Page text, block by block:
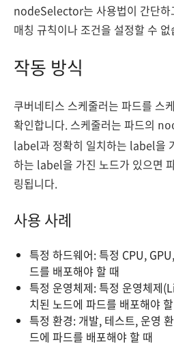
nodeSelector는 사용법이 간단하
매칭 규칙이나 조건을 설정할 수
작동 방식
쿠버네티스 스케줄러는 파드를 스
확인합니다. 스케줄러는 파드의
label과 정확히 일치하는 label을
하는 label을 가진 노드가 있으면
링됩니다.
사용 사례
특정 하드웨어: 특정 CPU,
드를 배포해야 할 때
특정 운영체제: 특정 운영체제
치된 노드에 파드를 배포해야
특정 환경: 개발, 테스트, 운영
드에 파드를 배포해야 할 때